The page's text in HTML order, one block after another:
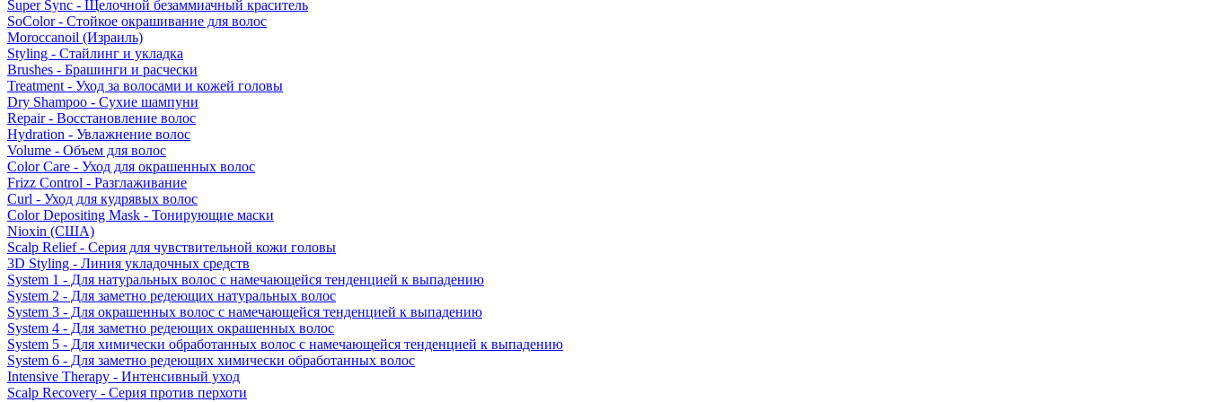
Super Sync - Щелочной безаммиачный краситель
SoColor - Стойкое окрашивание для волос
Moroccanoil (Израиль)
Styling - Стайлинг и укладка
Brushes - Брашинги и расчески
Treatment - Уход за волосами и кожей головы
Dry Shampoo - Сухие шампуни
Repair - Восстановление волос
Hydration - Увлажнение волос
Volume - Объем для волос
Color Care - Уход для окрашенных волос
Frizz Control - Разглаживание
Curl - Уход для кудрявых волос
Color Depositing Mask - Тонирующие маски
Nioxin (США)
Scalp Relief - Серия для чувствительной кожи головы
3D Styling - Линия укладочных средств
System 1 - Для натуральных волос с намечающейся тенденцией к выпадению
System 2 - Для заметно редеющих натуральных волос
System 3 - Для окрашенных волос с намечающейся тенденцией к выпадению
System 4 - Для заметно редеющих окрашенных волос
System 5 - Для химически обработанных волос с намечающейся тенденцией к выпадению
System 6 - Для заметно редеющих химически обработанных волос
Intensive Therapy - Интенсивный уход
Scalp Recovery - Серия против перхоти